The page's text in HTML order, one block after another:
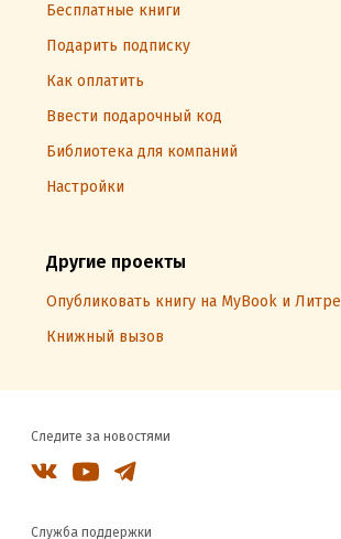
Бесплатные книги
Подарить подписку
Как оплатить
Ввести подарочный код
Библиотека для компаний
Настройки
Другие проекты
Опубликовать книгу на MyBook и
Книжный вызов
Следите за новостями
Служба поддержки